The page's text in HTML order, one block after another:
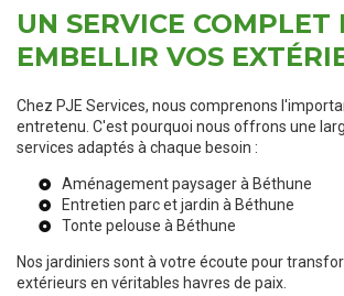
UN SERVICE COMPLET
EMBELLIR VOS
Chez PJE Services, nous comprenons
entretenu. C'est pourquoi nous offrons une
services adaptés à chaque besoin :
Aménagement paysager à Béthune
Entretien parc et jardin à Béthune
Tonte pelouse à Béthune
Nos jardiniers sont à votre écoute pour
extérieurs en véritables havres de paix.